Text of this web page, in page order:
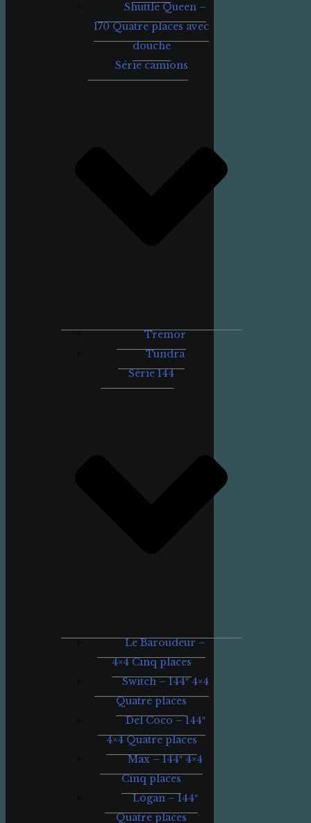
Shuttle Queen –
170 Quatre places avec
douche
Série camions
Tremor
Tundra
Série 144
Le Baroudeur –
4×4 Cinq places
Switch – 144″ 4×4
Quatre places
Del Coco – 144″
4×4 Quatre places
Max – 144″ 4×4
Cinq places
Lögan – 144″
Quatre places